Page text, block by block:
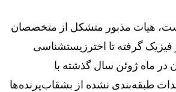
هیات مذبور متشکل از متخصصان
گرفته تا اخترزیستشناسی
ماه ژوئن سال گذشته با
طبقه‌بندی نشده از بشقاب‌پرنده‌ها